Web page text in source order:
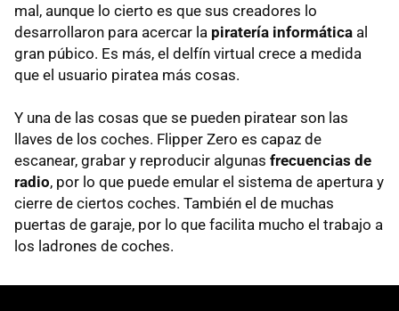
mal, aunque lo cierto es que sus creadores lo
desarrollaron para acercar la piratería informática al
gran púbico. Es más, el delfín virtual crece a medida
que el usuario piratea más cosas.
Y una de las cosas que se pueden piratear son las
llaves de los coches. Flipper Zero es capaz de
escanear, grabar y reproducir algunas frecuencias de
radio, por lo que puede emular el sistema de apertura y
cierre de ciertos coches. También el de muchas
puertas de garaje, por lo que facilita mucho el trabajo a
los ladrones de coches.